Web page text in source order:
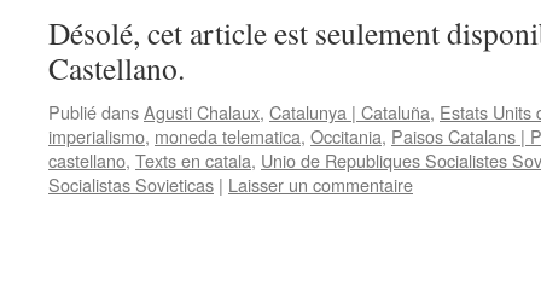
Désolé, cet article est seulement
Castellano.
Publié dansAgusti Chalaux, Catalunya | Cataluña, Estats Units
imperialismo, moneda telematica, Occitania, Paisos Catalans |
castellano, Texts en catala, Unio de Republiques Socialistes
Socialistas Sovieticas | Laisser un commentaire